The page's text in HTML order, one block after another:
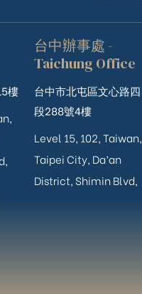
樓
台中辦事處 -
Taichung Office
台中市北屯區文心路四
段288號4樓
Level 15, 102, Taiwan,
Taipei City, Da’an
District, Shimin Blvd,